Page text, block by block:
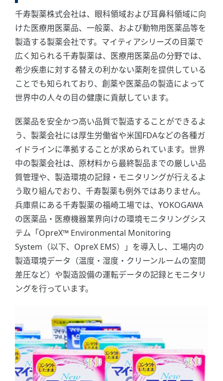
千寿製薬株式会社は、眼科領域および耳鼻科領域に向
けた医療用医薬品、一般薬、および動物用医薬品等を
製造する製薬会社です。マイティアシリーズの目薬で
広く知られる千寿製薬は、医療用医薬品の分野では、
希少疾患に対する替えの利かない薬剤を提供している
ことでも知られており、創薬や医薬品の製造によって
世界中の人々の目の健康に貢献しています。
医薬品を安全かつ高い品質で製造することができるよ
う、製薬会社には厚生労働省や米国FDAなどの各種ガ
イドラインに準拠することが求められています。世界
中の製薬会社は、原材料から最終製品までの厳しい品
質管理や、製造環境の記録・モニタリングが行えるよ
う取り組んでおり、千寿製薬も例外ではありません。
兵庫県にある千寿製薬の福崎工場では、YOKOGAWA
の医薬品・医療機器業界向けの環境モニタリングシス
テム「OpreX™ Environmental Monitoring
System（以下、OpreX EMS）」を導入し、工場内の
製造環境データ（温度・湿度・クリーンルームの室間
差圧など）や製造設備の運転データの記録とモニタリ
ングを行っています。